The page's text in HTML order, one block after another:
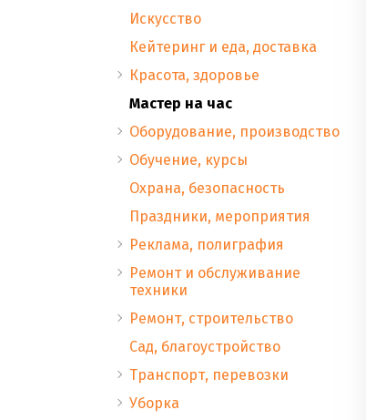
Искусство
Кейтеринг и еда, доставка
Красота, здоровье
Мастер на час
Оборудование, производство
Обучение, курсы
Охрана, безопасность
Праздники, мероприятия
Реклама, полиграфия
Ремонт и обслуживание
техники
Ремонт, строительство
Сад, благоустройство
Транспорт, перевозки
Уборка